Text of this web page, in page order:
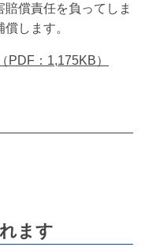
償責任を負ってしま
します。
PDF：1,175KB）
ます